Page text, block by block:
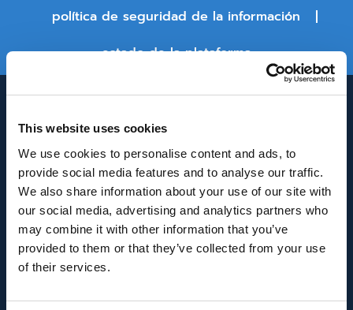
This website uses cookies
We use cookies to personalise content and ads, to
provide social media features and to analyse our traffic.
We also share information about your use of our site with
our social media, advertising and analytics partners who
may combine it with other information that you’ve
provided to them or that they’ve collected from your use
of their services.
política de seguridad de la información
estado de la plataforma
INNOVACIÓN Y DESARROLLO DE ANDALUCÍA
IDEA